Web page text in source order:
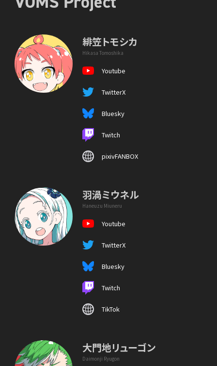
緋笠トモシカ
Hikasa Tomoshika
Youtube
TwitterX
Bluesky
Twitch
pixivFANBOX
羽渦ミウネル
Haneuzu Miuneru
Youtube
TwitterX
Bluesky
Twitch
TikTok
大門地リューゴン
Daimonji Ryugon